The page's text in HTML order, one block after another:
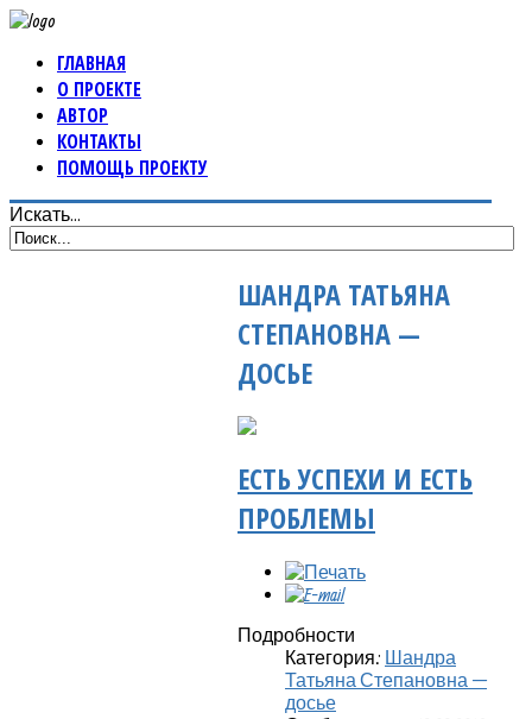
ГЛАВНАЯ
О ПРОЕКТЕ
АВТОР
КОНТАКТЫ
ПОМОЩЬ ПРОЕКТУ
Искать...
ШАНДРА ТАТЬЯНА
СТЕПАНОВНА —
ДОСЬЕ
ЕСТЬ УСПЕХИ И ЕСТЬ
ПРОБЛЕМЫ
Подробности
Категория: Шандра
Татьяна Степановна —
досье